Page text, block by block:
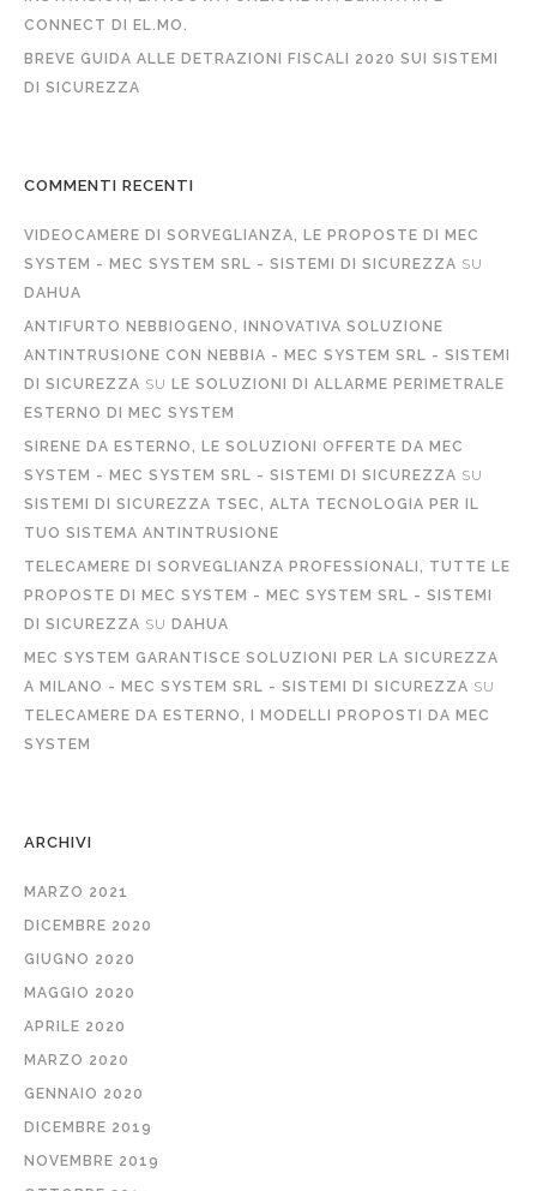
CONNECT DI EL.MO.
BREVE GUIDA ALLE DETRAZIONI FISCALI 2020 SUI SISTEMI
DI SICUREZZA
COMMENTI RECENTI
VIDEOCAMERE DI SORVEGLIANZA, LE PROPOSTE DI MEC
SYSTEM - MEC SYSTEM SRL - SISTEMI DI SICUREZZA SU
DAHUA
ANTIFURTO NEBBIOGENO, INNOVATIVA SOLUZIONE
ANTINTRUSIONE CON NEBBIA - MEC SYSTEM SRL - SISTEMI
DI SICUREZZA SU LE SOLUZIONI DI ALLARME PERIMETRALE
ESTERNO DI MEC SYSTEM
SIRENE DA ESTERNO, LE SOLUZIONI OFFERTE DA MEC
SYSTEM - MEC SYSTEM SRL - SISTEMI DI SICUREZZA SU
SISTEMI DI SICUREZZA TSEC, ALTA TECNOLOGIA PER IL
TUO SISTEMA ANTINTRUSIONE
TELECAMERE DI SORVEGLIANZA PROFESSIONALI, TUTTE LE
PROPOSTE DI MEC SYSTEM - MEC SYSTEM SRL - SISTEMI
DI SICUREZZA SU DAHUA
MEC SYSTEM GARANTISCE SOLUZIONI PER LA SICUREZZA
A MILANO - MEC SYSTEM SRL - SISTEMI DI SICUREZZA SU
TELECAMERE DA ESTERNO, I MODELLI PROPOSTI DA MEC
SYSTEM
ARCHIVI
MARZO 2021
DICEMBRE 2020
GIUGNO 2020
MAGGIO 2020
APRILE 2020
MARZO 2020
GENNAIO 2020
DICEMBRE 2019
NOVEMBRE 2019